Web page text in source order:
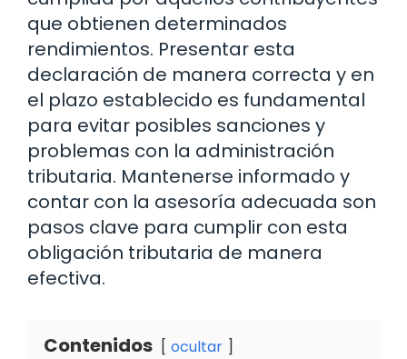
que obtienen determinados
rendimientos. Presentar esta
declaración de manera correcta y en
el plazo establecido es fundamental
para evitar posibles sanciones y
problemas con la administración
tributaria. Mantenerse informado y
contar con la asesoría adecuada son
pasos clave para cumplir con esta
obligación tributaria de manera
efectiva.
Contenidos ocultar